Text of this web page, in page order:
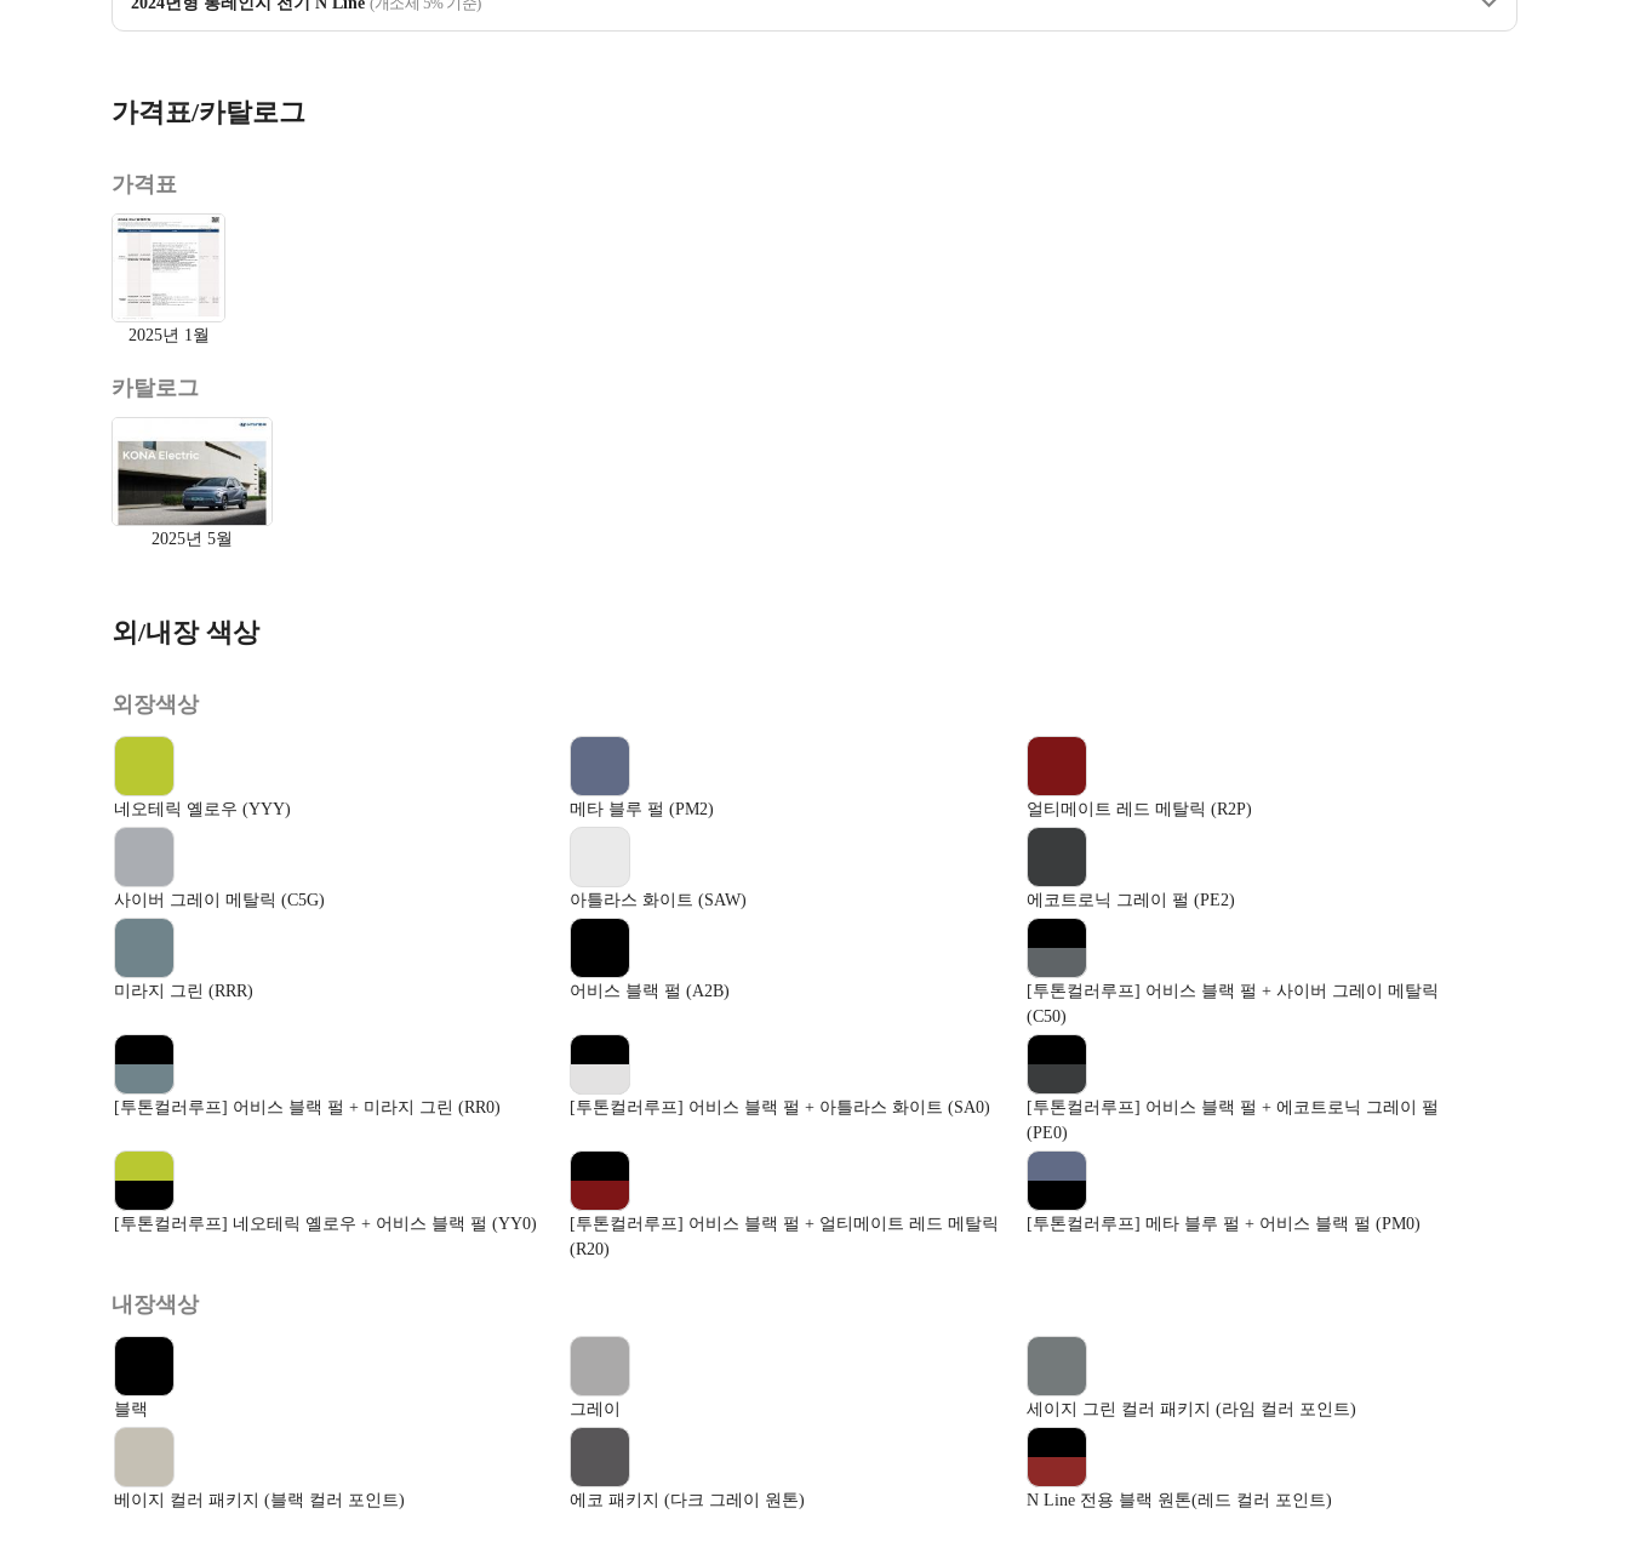
가격표/카탈로그
가격표
2025년 1월
카탈로그
2025년 5월
외/내장 색상
외장색상
네오테릭 옐로우 (YYY) 메타 블루 펄 (PM2) 얼티메이트 레드 메탈릭 (R2P)
사이버 그레이 메탈릭 (C5G) 아틀라스 화이트 (SAW) 에코트로닉 그레이 펄 (PE2)
미라지 그린 (RRR) 어비스 블랙 펄 (A2B)
[투톤컬러루프] 어비스 블랙 펄 + 사이버 그레이 메탈릭
(C50)
[투톤컬러루프] 어비스 블랙 펄 + 미라지 그린 (RR0) [투톤컬러루프] 어비스 블랙 펄 + 아틀라스 화이트 (SA0)
[투톤컬러루프] 어비스 블랙 펄 + 에코트로닉 그레이 펄
(PE0)
[투톤컬러루프] 네오테릭 옐로우 + 어비스 블랙 펄 (YY0)
[투톤컬러루프] 어비스 블랙 펄 + 얼티메이트 레드 메탈릭
(R20)
[투톤컬러루프] 메타 블루 펄 + 어비스 블랙 펄 (PM0)
내장색상
블랙 그레이 세이지 그린 컬러 패키지 (라임 컬러 포인트)
베이지 컬러 패키지 (블랙 컬러 포인트) 에코 패키지 (다크 그레이 원톤) N Line 전용 블랙 원톤(레드 컬러 포인트)